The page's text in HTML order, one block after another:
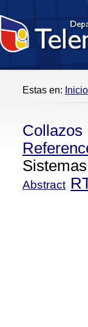
Estas en: Inicio
Collazos
Abstract